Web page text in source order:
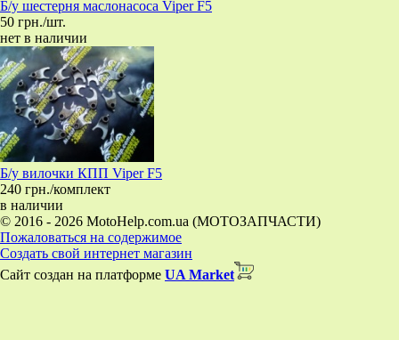
Б/у шестерня маслонасоса Viper F5
50 грн./шт.
нет в наличии
Б/у вилочки КПП Viper F5
240 грн./комплект
в наличии
© 2016 - 2026 MotoHelp.com.ua (МОТОЗАПЧАСТИ)
Пожаловаться на содержимое
Создать свой интернет магазин
Сайт создан на платформе UA Market